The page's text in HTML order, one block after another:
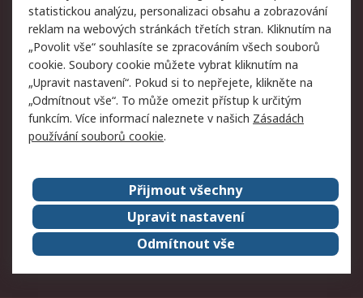
Autorská práva
Obchodní podmínky
společnosti RS
Prohlášení o ochraně
údajů
Zabezpečení
elektronické pošty
Zásady pro soubory
cookie
Zásady ochrany
osobních údajů
Kontakt
O naší společnosti
RS Group
Kariéra
Ocenění
ESG
statistickou analýzu, personalizaci obsahu a zobrazování
reklam na webových stránkách třetích stran. Kliknutím na
„Povolit vše“ souhlasíte se zpracováním všech souborů
cookie. Soubory cookie můžete vybrat kliknutím na
„Upravit nastavení“. Pokud si to nepřejete, klikněte na
„Odmítnout vše“. To může omezit přístup k určitým
funkcím. Více informací naleznete v našich Zásadách
používání souborů cookie.
Přijmout všechny
Upravit nastavení
Odmítnout vše